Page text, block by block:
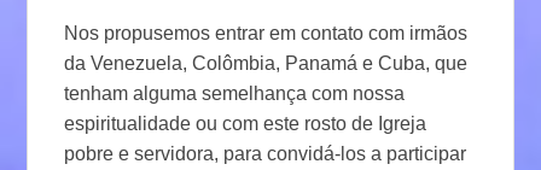
Nos propusemos entrar em contato com irmãos
da Venezuela, Colômbia, Panamá e Cuba, que
tenham alguma semelhança com nossa
espiritualidade ou com este rosto de Igreja
pobre e servidora, para convidá-los a participar